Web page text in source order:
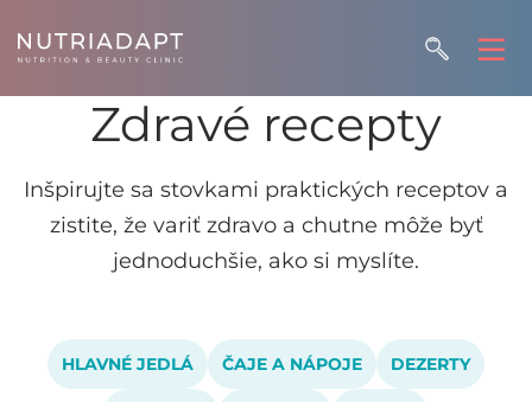
Zdravé recepty
Inšpirujte sa stovkami praktických receptov a
zistite, že variť zdravo a chutne môže byť
jednoduchšie, ako si myslíte.
HLAVNÉ JEDLÁ ČAJE A NÁPOJE DEZERTY